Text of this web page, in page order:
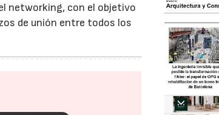
networking, con el objetivo
de unión entre todos los